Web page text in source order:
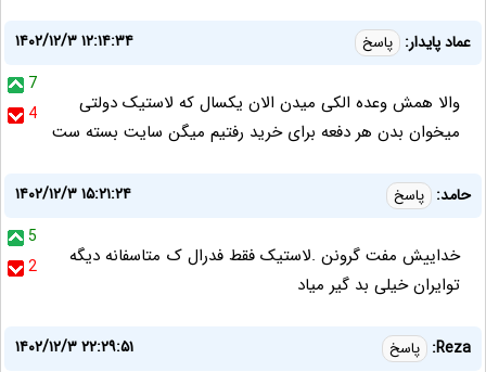
عماد پایدار: پاسخ
۱۴۰۲/۱۲/۳ ۱۲:۱۴:۳۴
7
4
والا همش وعده الکی میدن الان یکسال که لاستیک دولتی
میخوان بدن هر دفعه برای خرید رفتیم میگن سایت بسته ست
حامد: پاسخ
۱۴۰۲/۱۲/۳ ۱۵:۲۱:۲۴
5
2
خداییش مفت گرونن .لاستیک فقط فدرال ک متاسفانه دیگه
توایران خیلی بد گیر میاد
Reza: پاسخ
۱۴۰۲/۱۲/۳ ۲۲:۲۹:۵۱